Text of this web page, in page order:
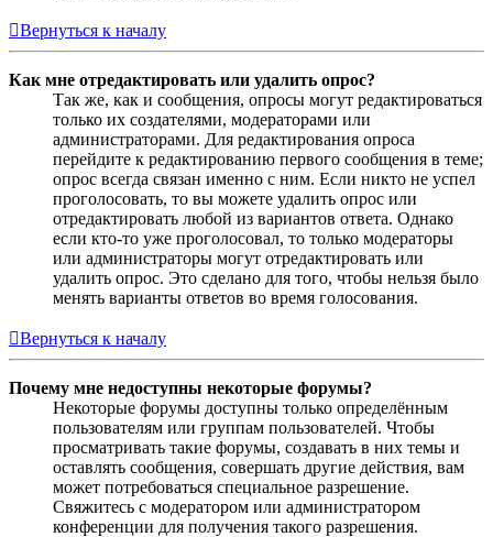
Вернуться к началу
Как мне отредактировать или удалить опрос?
Так же, как и сообщения, опросы могут редактироваться
только их создателями, модераторами или
администраторами. Для редактирования опроса
перейдите к редактированию первого сообщения в теме;
опрос всегда связан именно с ним. Если никто не успел
проголосовать, то вы можете удалить опрос или
отредактировать любой из вариантов ответа. Однако
если кто-то уже проголосовал, то только модераторы
или администраторы могут отредактировать или
удалить опрос. Это сделано для того, чтобы нельзя было
менять варианты ответов во время голосования.
Вернуться к началу
Почему мне недоступны некоторые форумы?
Некоторые форумы доступны только определённым
пользователям или группам пользователей. Чтобы
просматривать такие форумы, создавать в них темы и
оставлять сообщения, совершать другие действия, вам
может потребоваться специальное разрешение.
Свяжитесь с модератором или администратором
конференции для получения такого разрешения.